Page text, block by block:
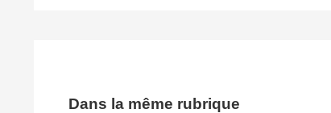
Dans la même rubrique